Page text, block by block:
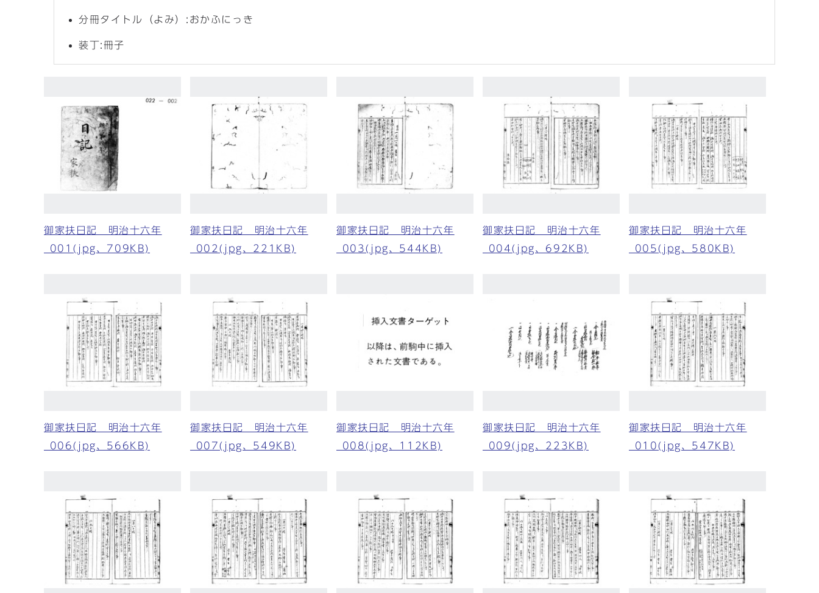
分冊タイトル（よみ）:おかふにっき
装丁:冊子
御家扶日記 明治十六年
_001(jpg、709KB)
御家扶日記 明治十六年
_002(jpg、221KB)
御家扶日記 明治十六年
_003(jpg、544KB)
御家扶日記 明治十六年
_004(jpg、692KB)
御家扶日記 明治十六年
_005(jpg、580KB)
御家扶日記 明治十六年
_006(jpg、566KB)
御家扶日記 明治十六年
_007(jpg、549KB)
御家扶日記 明治十六年
_008(jpg、112KB)
御家扶日記 明治十六年
_009(jpg、223KB)
御家扶日記 明治十六年
_010(jpg、547KB)